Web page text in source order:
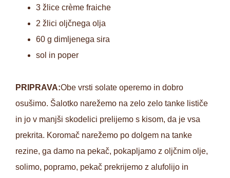
3 žlice crème fraiche
2 žlici oljčnega olja
60 g dimljenega sira
sol in poper
PRIPRAVA:Obe vrsti solate operemo in dobro
osušimo. Šalotko narežemo na zelo zelo tanke lističe
in jo v manjši skodelici prelijemo s kisom, da je vsa
prekrita. Koromač narežemo po dolgem na tanke
rezine, ga damo na pekač, pokapljamo z oljčnim olje,
solimo, popramo, pekač prekrijemo z alufolijo in